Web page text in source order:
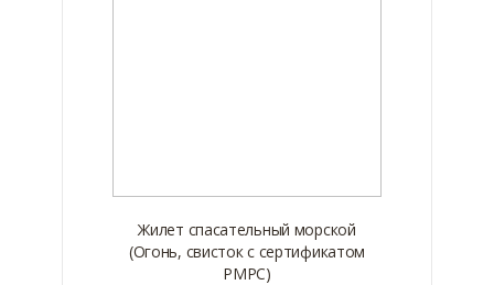
Жилет спасательный морской
(Огонь, свисток с сертификатом
РМРС)